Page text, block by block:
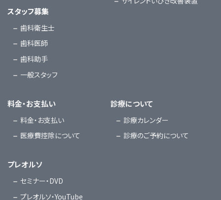
スタッフ募集
歯科衛生士
歯科医師
歯科助手
一般スタッフ
料金・お支払い
料金・お支払い
医療費控除について
診療について
診療カレンダー
診療のご予約について
プレオルソ
セミナー・DVD
プレオルソ・YouTube